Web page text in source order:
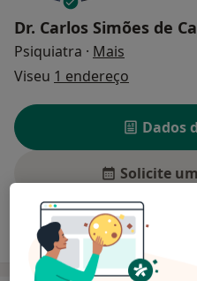
Dr. Carlos Simões de
Psiquiatra · Mais
Viseu 1 endereço
Dados
Solicite
Experiência